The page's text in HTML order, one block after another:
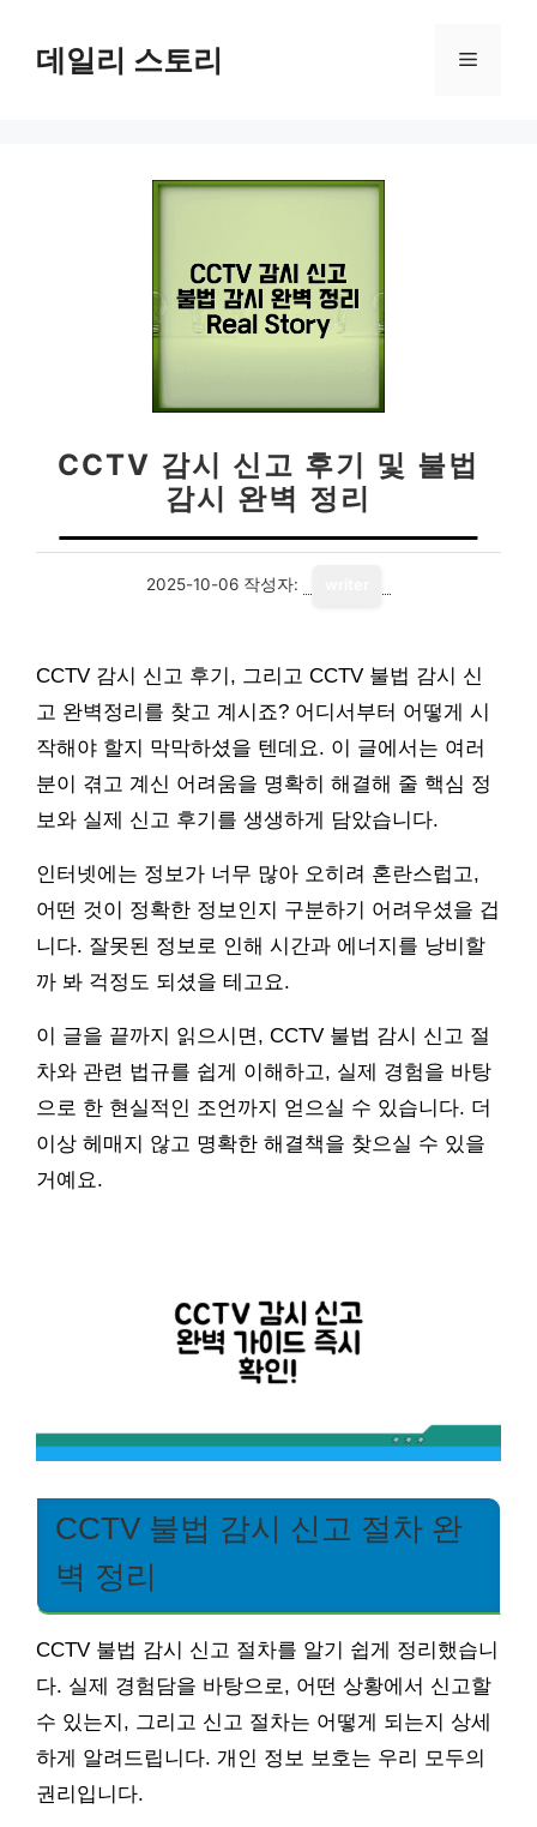
데일리 스토리 메
CCTV 감시 신고 후기 및 불법
감시 완벽 정리
2025-10-06 작성자:
CCTV 감시 신고 후기, 그리고 CCTV 불법 감시 신
고 완벽정리를 찾고 계시죠? 어디서부터 어떻게 시
작해야 할지 막막하셨을 텐데요. 이 글에서는 여러
분이 겪고 계신 어려움을 명확히 해결해 줄 핵심 정
보와 실제 신고 후기를 생생하게 담았습니다.
인터넷에는 정보가 너무 많아 오히려 혼란스럽고,
어떤 것이 정확한 정보인지 구분하기 어려우셨을 겁
니다. 잘못된 정보로 인해 시간과 에너지를 낭비할
까 봐 걱정도 되셨을 테고요.
이 글을 끝까지 읽으시면, CCTV 불법 감시 신고 절
차와 관련 법규를 쉽게 이해하고, 실제 경험을 바탕
으로 한 현실적인 조언까지 얻으실 수 있습니다. 더
이상 헤매지 않고 명확한 해결책을 찾으실 수 있을
거예요.
CCTV 불법 감시 신고 절차 완
벽 정리
CCTV 불법 감시 신고 절차를 알기 쉽게 정리했습니
다. 실제 경험담을 바탕으로, 어떤 상황에서 신고할
수 있는지, 그리고 신고 절차는 어떻게 되는지 상세
하게 알려드립니다. 개인 정보 보호는 우리 모두의
권리입니다.